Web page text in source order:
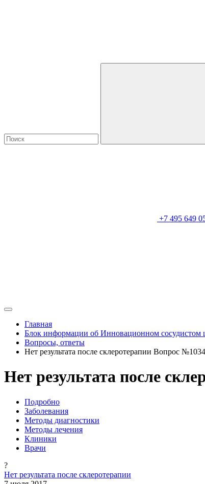
+7 495 649
Главная
Блок информации об Инновационном сосудистом
Вопросы, ответы
Нет результата после склеротерапии Вопрос
Нет результата после
Подробно
Заболевания
Методы диагностики
Методы лечения
Клиники
Врачи
?
Нет результата после склеротерапии